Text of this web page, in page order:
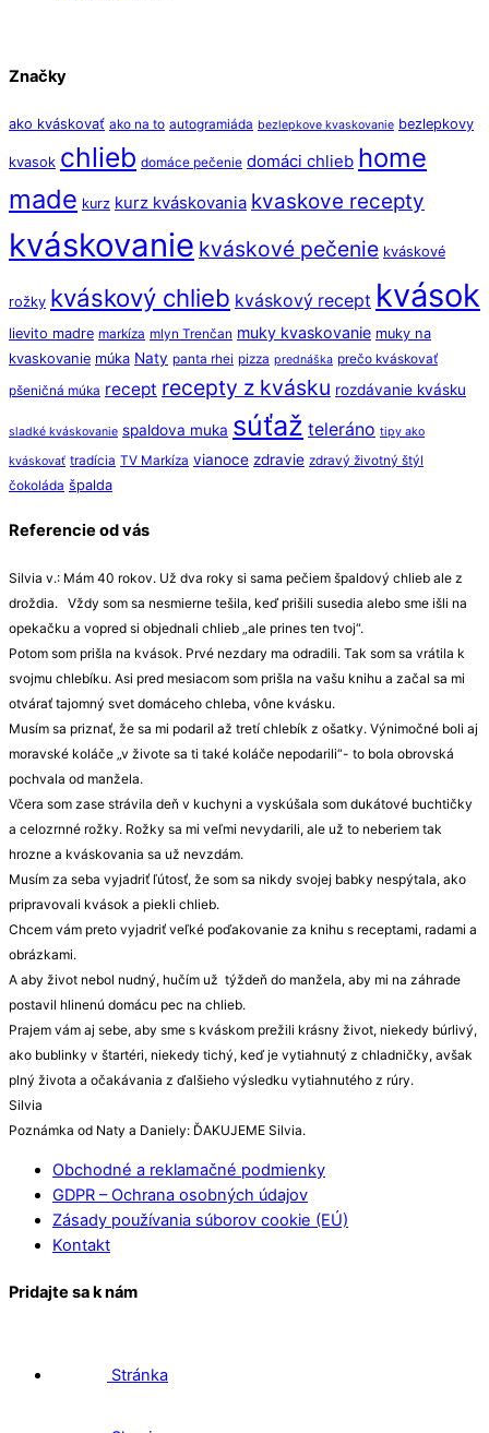
Značky
ako kváskovať ako na to autogramiáda bezlepkove kvaskovanie bezlepkovy
kvasok chlieb domáce pečenie domáci chlieb home
made kurz kurz kváskovania kvaskove recepty
kváskovanie kváskové pečenie kváskové
rožky kváskový chlieb kváskový recept kvások
lievito madre markíza mlyn Trenčan muky kvaskovanie muky na
kvaskovanie múka Naty panta rhei pizza prednáška prečo kváskovať
pšeničná múka recept recepty z kvásku rozdávanie kvásku
sladké kváskovanie spaldova muka súťaž teleráno tipy ako
kváskovať tradícia TV Markíza vianoce zdravie zdravý životný štýl
čokoláda špalda
Referencie od vás
Silvia v.: Mám 40 rokov. Už dva roky si sama pečiem špaldový chlieb ale z
droždia. Vždy som sa nesmierne tešila, keď prišili susedia alebo sme išli na
opekačku a vopred si objednali chlieb „ale prines ten tvoj“.
Potom som prišla na kvások. Prvé nezdary ma odradili. Tak som sa vrátila k
svojmu chlebíku. Asi pred mesiacom som prišla na vašu knihu a začal sa mi
otvárať tajomný svet domáceho chleba, vône kvásku.
Musím sa priznať, že sa mi podaril až tretí chlebík z ošatky. Výnimočné boli aj
moravské koláče „v živote sa ti také koláče nepodarili“- to bola obrovská
pochvala od manžela.
Včera som zase strávila deň v kuchyni a vyskúšala som dukátové buchtičky
a celozrnné rožky. Rožky sa mi veľmi nevydarili, ale už to neberiem tak
hrozne a kváskovania sa už nevzdám.
Musím za seba vyjadriť ľútosť, že som sa nikdy svojej babky nespýtala, ako
pripravovali kvások a piekli chlieb.
Chcem vám preto vyjadriť veľké poďakovanie za knihu s receptami, radami a
obrázkami.
A aby život nebol nudný, hučím už týždeň do manžela, aby mi na záhrade
postavil hlinenú domácu pec na chlieb.
Prajem vám aj sebe, aby sme s kváskom prežili krásny život, niekedy búrlivý,
ako bublinky v štartéri, niekedy tichý, keď je vytiahnutý z chladničky, avšak
plný života a očakávania z ďalšieho výsledku vytiahnutého z rúry.
Silvia
Poznámka od Naty a Daniely: ĎAKUJEME Silvia.
Obchodné a reklamačné podmienky
GDPR – Ochrana osobných údajov
Zásady používania súborov cookie (EÚ)
Kontakt
Pridajte sa k nám
Stránka